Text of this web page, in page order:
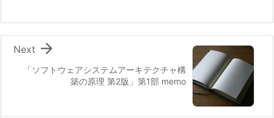
「ソフトウェアシステムアーキテクチャ構
築の原理 第2版」第1部 memo

Next